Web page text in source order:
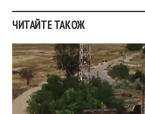
ЧИТАЙТЕ ТАКОЖ